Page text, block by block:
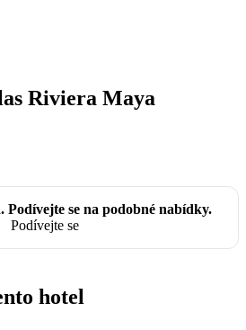
Riviera Maya
se na podobné nabídky.
Podívejte se
hotel